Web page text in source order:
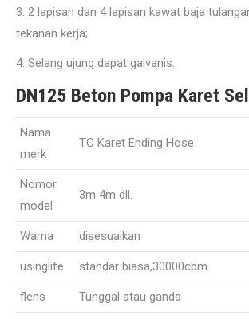
3. 2 lapisan dan 4 lapisan kawat baja
tekanan kerja;
4. Selang ujung dapat galvanis.
DN125 Beton Pompa Karet
Nama
merk
TC Karet Ending Hose
Nomor
model
3m 4m dll.
Warna disesuaikan
usinglife standar biasa,30000cbm
flens Tunggal atau ganda